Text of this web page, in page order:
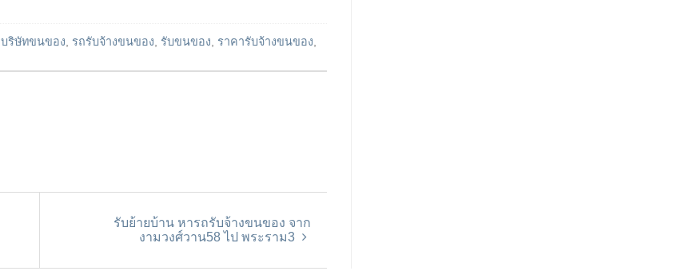
บริษัทขนของ รถรับจ้างขนของ รับขนของ ราคารับจ้างขนของ
รับย้ายบ้าน หารถรับจ้างขนของ จาก
งามวงศ์วาน58 ไป พระราม3